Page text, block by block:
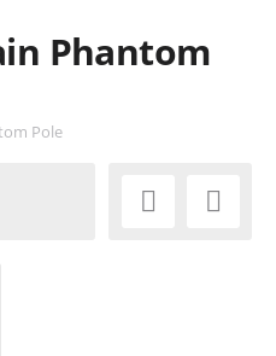
Phantom
Pole
 